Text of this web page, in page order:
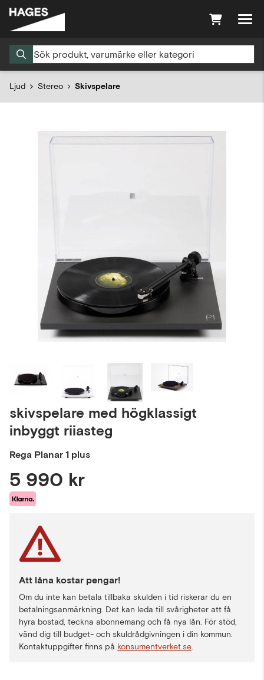
Ljud Stereo Skivspelare
skivspelare med högklassigt
inbyggt riiasteg
Rega Planar 1 plus
5 990 kr
Att låna kostar pengar!
Om du inte kan betala tillbaka skulden i tid riskerar du en
betalningsanmärkning. Det kan leda till svårigheter att få
hyra bostad, teckna abonnemang och få nya lån. För stöd,
vänd dig till budget- och skuldrådgivningen i din kommun.
Kontaktuppgifter finns på konsumentverket.se